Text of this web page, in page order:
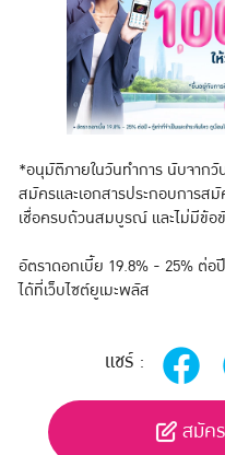
*อนุมัติภายในวันทำการ นับจาก
สมัครและเอกสารประกอบการ
เชื่อครบถ้วนสมบูรณ์ และไม่มีข้อ
อัตราดอกเบี้ย 19.8% - 25% ต่อ
ได้ที่เว็บไซต์ยูเมะพลัส
แชร์ :
สมัค